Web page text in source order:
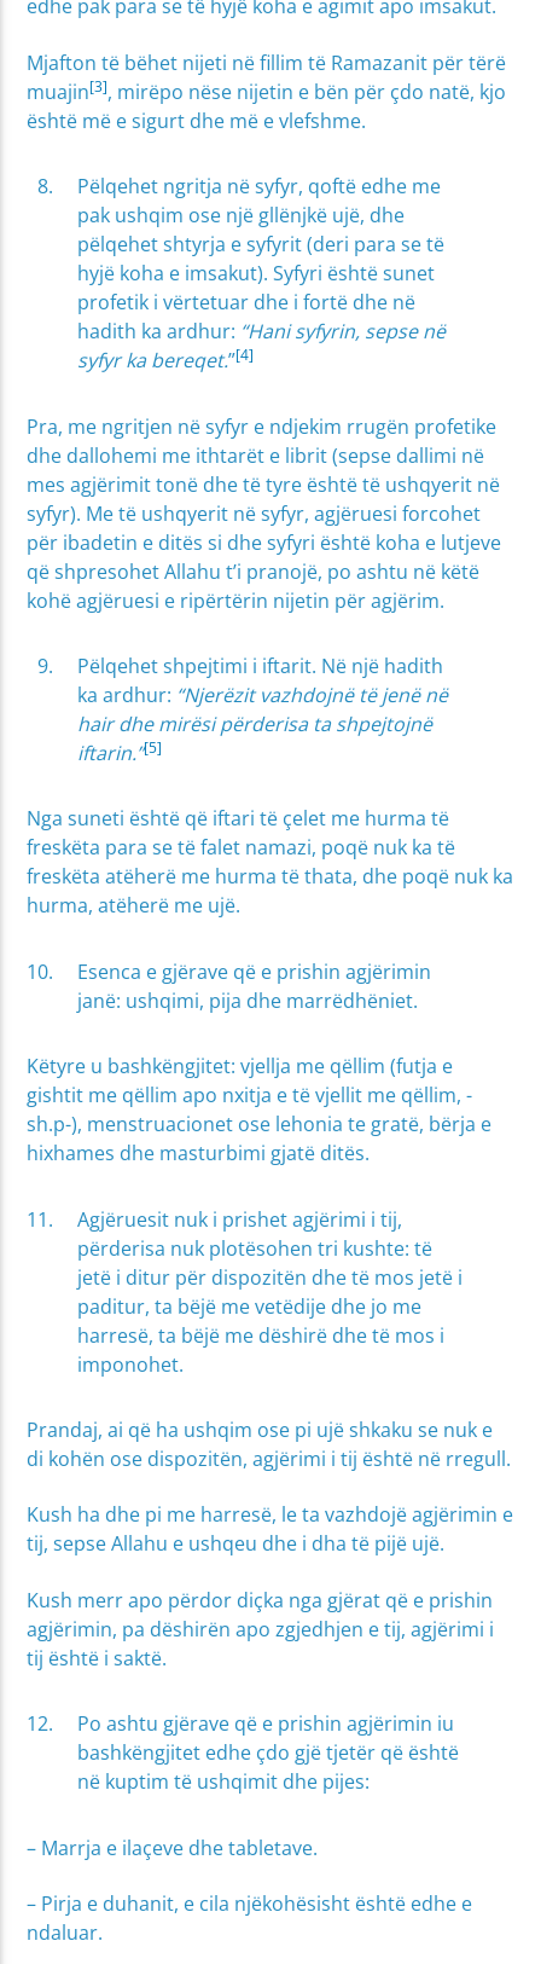
edhe pak para se të hyjë koha e agimit apo imsakut.
Mjafton të bëhet nijeti në fillim të Ramazanit për tërë
muajin[3], mirëpo nëse nijetin e bën për çdo natë, kjo
është më e sigurt dhe më e vlefshme.
Pëlqehet ngritja në syfyr, qoftë edhe me
pak ushqim ose një gllënjkë ujë, dhe
pëlqehet shtyrja e syfyrit (deri para se të
hyjë koha e imsakut). Syfyri është sunet
profetik i vërtetuar dhe i fortë dhe në
hadith ka ardhur: “Hani syfyrin, sepse në
syfyr ka bereqet.”[4]
Pra, me ngritjen në syfyr e ndjekim rrugën profetike
dhe dallohemi me ithtarët e librit (sepse dallimi në
mes agjërimit tonë dhe të tyre është të ushqyerit në
syfyr). Me të ushqyerit në syfyr, agjëruesi forcohet
për ibadetin e ditës si dhe syfyri është koha e lutjeve
që shpresohet Allahu t’i pranojë, po ashtu në këtë
kohë agjëruesi e ripërtërin nijetin për agjërim.
Pëlqehet shpejtimi i iftarit. Në një hadith
ka ardhur: “Njerëzit vazhdojnë të jenë në
hair dhe mirësi përderisa ta shpejtojnë
iftarin.”[5]
Nga suneti është që iftari të çelet me hurma të
freskëta para se të falet namazi, poqë nuk ka të
freskëta atëherë me hurma të thata, dhe poqë nuk ka
hurma, atëherë me ujë.
Esenca e gjërave që e prishin agjërimin
janë: ushqimi, pija dhe marrëdhëniet.
Këtyre u bashkëngjitet: vjellja me qëllim (futja e
gishtit me qëllim apo nxitja e të vjellit me qëllim, -
sh.p-), menstruacionet ose lehonia te gratë, bërja e
hixhames dhe masturbimi gjatë ditës.
Agjëruesit nuk i prishet agjërimi i tij,
përderisa nuk plotësohen tri kushte: të
jetë i ditur për dispozitën dhe të mos jetë i
paditur, ta bëjë me vetëdije dhe jo me
harresë, ta bëjë me dëshirë dhe të mos i
imponohet.
Prandaj, ai që ha ushqim ose pi ujë shkaku se nuk e
di kohën ose dispozitën, agjërimi i tij është në rregull.
Kush ha dhe pi me harresë, le ta vazhdojë agjërimin e
tij, sepse Allahu e ushqeu dhe i dha të pijë ujë.
Kush merr apo përdor diçka nga gjërat që e prishin
agjërimin, pa dëshirën apo zgjedhjen e tij, agjërimi i
tij është i saktë.
Po ashtu gjërave që e prishin agjërimin iu
bashkëngjitet edhe çdo gjë tjetër që është
në kuptim të ushqimit dhe pijes:
– Marrja e ilaçeve dhe tabletave.
– Pirja e duhanit, e cila njëkohësisht është edhe e
ndaluar.